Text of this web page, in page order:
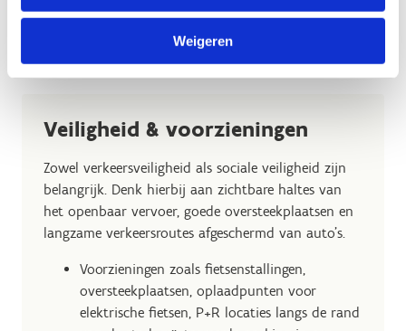
Weigeren
Veiligheid & voorzieningen
Zowel verkeersveiligheid als sociale veiligheid zijn
belangrijk. Denk hierbij aan zichtbare haltes van
het openbaar vervoer, goede oversteekplaatsen en
langzame verkeersroutes afgeschermd van auto’s.
Voorzieningen zoals fietsenstallingen,
oversteekplaatsen, oplaadpunten voor
elektrische fietsen, P+R locaties langs de rand